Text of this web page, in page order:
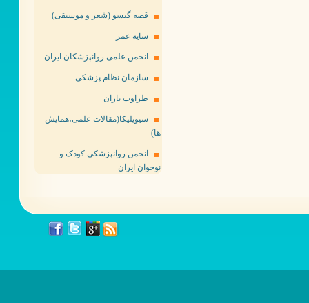
قصه گیسو (شعر و موسیقی)
سایه عمر
انجمن علمی روانپزشکان ایران
سازمان نظام پزشکی
طراوت باران
سیویلیکا(مقالات علمی،همایش
ها)
انجمن روانپزشکی کودک و
نوجوان ایران